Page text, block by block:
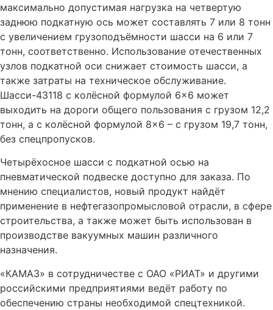
максимально допустимая нагрузка на четвертую
заднюю подкатную ось может составлять 7 или 8 тонн
с увеличением грузоподъёмности шасси на 6 или 7
тонн, соответственно. Использование отечественных
узлов подкатной оси снижает стоимость шасси, а
также затраты на техническое обслуживание.
Шасси-43118 с колёсной формулой 6×6 может
выходить на дороги общего пользования с грузом 12,2
тонн, а с колёсной формулой 8×6 – с грузом 19,7 тонн,
без спецпропусков.
Четырёхосное шасси с подкатной осью на
пневматической подвеске доступно для заказа. По
мнению специалистов, новый продукт найдёт
применение в нефтегазопромысловой отрасли, в сфере
строительства, а также может быть использован в
производстве вакуумных машин различного
назначения.
«КАМАЗ» в сотрудничестве с ОАО «РИАТ» и другими
российскими предприятиями ведёт работу по
обеспечению страны необходимой спецтехникой.